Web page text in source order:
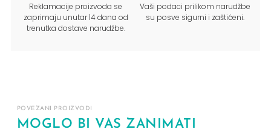
Reklamacije proizvoda se
zaprimaju unutar 14 dana od
trenutka dostave narudžbe.
Vaši podaci prilikom narudžbe
su posve sigurni i zaštićeni.
POVEZANI PROIZVODI
MOGLO BI VAS ZANIMATI